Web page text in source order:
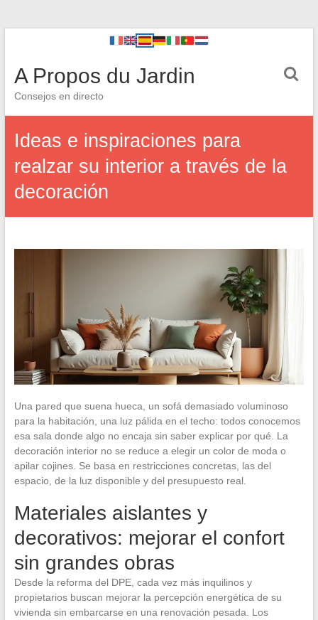
A Propos du Jardin
Consejos en directo
Ideas e inspiraciones para
realzar su interior a través de la
decoración
Una pared que suena hueca, un sofá demasiado voluminoso
para la habitación, una luz pálida en el techo: todos conocemos
esa sala donde algo no encaja sin saber explicar por qué. La
decoración interior no se reduce a elegir un color de moda o
apilar cojines. Se basa en restricciones concretas, las del
espacio, de la luz disponible y del presupuesto real.
Materiales aislantes y
decorativos: mejorar el confort
sin grandes obras
Desde la reforma del DPE, cada vez más inquilinos y
propietarios buscan mejorar la percepción energética de su
vivienda sin embarcarse en una renovación pesada. Los